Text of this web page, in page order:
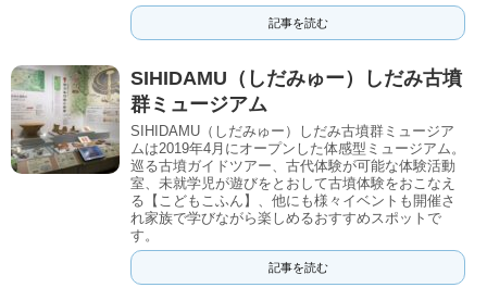
記事を読む
SIHIDAMU（しだみゅー）しだみ古墳
群ミュージアム
SIHIDAMU（しだみゅー）しだみ古墳群ミュージア
ムは2019年4月にオープンした体感型ミュージアム。
巡る古墳ガイドツアー、古代体験が可能な体験活動
室、未就学児が遊びをとおして古墳体験をおこなえ
る【こどもこふん】、他にも様々イベントも開催さ
れ家族で学びながら楽しめるおすすめスポットで
す。
記事を読む